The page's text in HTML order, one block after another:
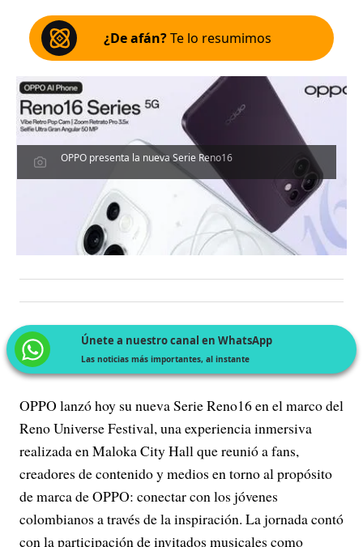
¿De afán?Te lo resumimos
OPPO presenta la nueva Serie Reno16
Únete a nuestro canal en WhatsApp
Las noticias más importantes, al instante
OPPO lanzó hoy su nueva Serie Reno16 en el marco del
Reno Universe Festival, una experiencia inmersiva
realizada en Maloka City Hall que reunió a fans,
creadores de contenido y medios en torno al propósito
de marca de OPPO: conectar con los jóvenes
colombianos a través de la inspiración. La jornada contó
con la participación de invitados musicales como